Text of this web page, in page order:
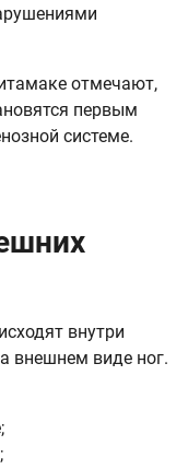
отмечают,
первым
системе.
внутри
внешнем виде ног.